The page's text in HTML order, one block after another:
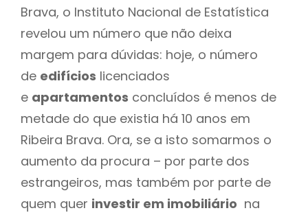
Brava, o Instituto Nacional de Estatística
revelou um número que não deixa
margem para dúvidas: hoje, o número
de edifícios licenciados
e apartamentos concluídos é menos de
metade do que existia há 10 anos em
Ribeira Brava. Ora, se a isto somarmos o
aumento da procura – por parte dos
estrangeiros, mas também por parte de
quem quer investir em imobiliário na